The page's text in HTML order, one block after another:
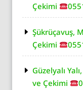
Çekimi
Şükrüçavuş,
Çekimi
Güzelyalı
ve Çekimi